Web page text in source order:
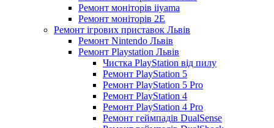
Ремонт моніторів iiyama
Ремонт моніторів 2E
Ремонт ігрових приставок Львів
Ремонт Nintendo Львів
Ремонт Playstation Львів
Чистка PlayStation від пилу
Ремонт PlayStation 5
Ремонт PlayStation 5 Pro
Ремонт PlayStation 4
Ремонт PlayStation 4 Pro
Ремонт геймпадів DualSense